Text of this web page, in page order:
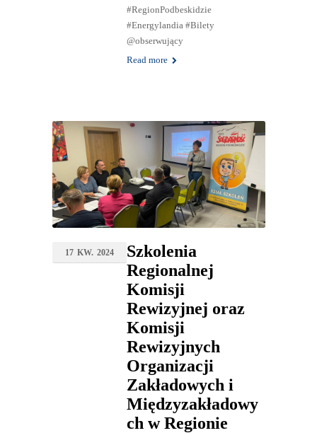
#RegionPodbeskidzie
#Energylandia #Bilety
@obserwujący
Read more
17 KW. 2024
Szkolenia
Regionalnej
Komisji
Rewizyjnej oraz
Komisji
Rewizyjnych
Organizacji
Zakładowych i
Międzyzakładowy
ch w Regionie